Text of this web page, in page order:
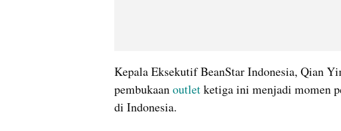
Kepala Eksekutif BeanStar Indonesia, Qian
pembukaan outlet ketiga ini menjadi momen
di Indonesia.